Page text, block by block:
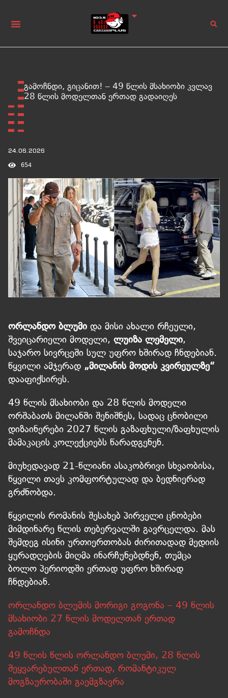
გამოჩნდი, გიცანით! – 49 წლის მსახიობი კვლავ
28 წლის მოდელთან ერთად გადაიღეს
24.06.2026
654
ორლანდო ბლუმი და მისი ახალი რჩეული,
შვეიცარიელი მოდელი, ლუიზა ლემელი,
საჯარო სივრცეში სულ უფრო ხშირად ჩნდებიან.
წყვილი ამჯერად „მილანის მოდის კვირეულზე“
დააფიქსირეს.
49 წლის მსახიობი და 28 წლის მოდელი
ორშაბათს მილანში შენიშნეს, სადაც ცნობილი
დიზაინერები 2027 წლის გაზაფხული/ზაფხულის
მამაკაცის კოლექციებს წარადგენენ.
მიუხედავად 21-წლიანი ასაკობრივი სხვაობისა,
წყვილი თავს კომფორტულად და ბედნიერად
გრძნობდა.
წყვილის რომანის შესახებ პირველი ცნობები
მიმდინარე წლის თებერვალში გავრცელდა. მას
შემდეგ ისინი ურთიერთობას ძირითადად მედიის
ყურადღების მიღმა ინარჩუნებდნენ, თუმცა
ბოლო პერიოდში ერთად უფრო ხშირად
ჩნდებიან.
ორლანდო ბლუმის მორიგი გოგონა – 49 წლის
მსახიობი 27 წლის მოდელთან ერთად
გამოჩნდა
49 წლის წლის ორლანდო ბლუმი, 28 წლის
შეყვარებულთან ერთად, რომანტიკულ
მოგზაურობაში გაემგზავრა